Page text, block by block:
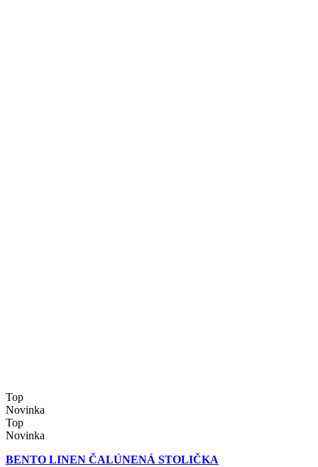
Top
Novinka
Top
Novinka
BENTO LINEN ČALÚNENÁ STOLIČKA